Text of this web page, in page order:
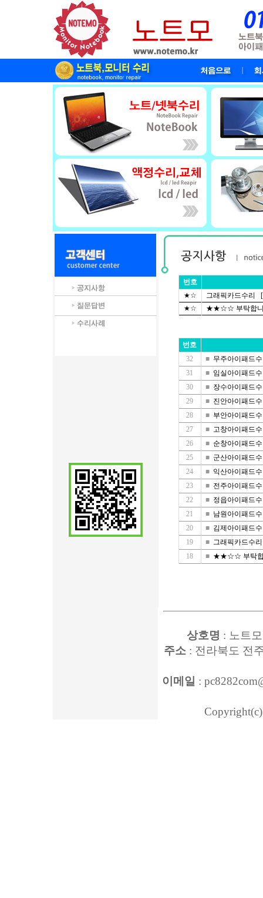
번호
★☆
그래픽카드수리
★☆
★★☆☆ 부탁합니
번호
32
■ 무주아이패드
31
■ 임실아이패드
30
■ 장수아이패드
29
■ 진안아이패드
28
■ 부안아이패드
27
■ 고창아이패드
26
■ 순창아이패드
25
■ 군산아이패드
24
■ 익산아이패드
23
■ 전주아이패드
22
■ 정읍아이패드
21
■ 남원아이패드
20
■ 김제아이패드
19
■ 그래픽카드수
18
■ ★★☆☆ 부탁합
상호명 : 노트
주소: 전라북도 전
이메일 :